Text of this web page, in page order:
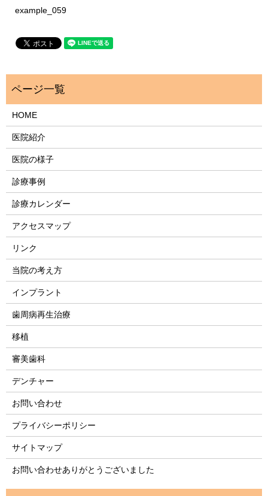
example_059
HOME
医院紹介
医院の様子
診療事例
診療カレンダー
アクセスマップ
リンク
当院の考え方
インプラント
歯周病再生治療
移植
審美歯科
デンチャー
お問い合わせ
プライバシーポリシー
サイトマップ
お問い合わせありがとうございました